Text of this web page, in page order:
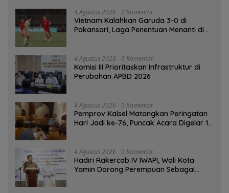
4 Agustus 2026 0 Komentar
Vietnam Kalahkan Garuda 3-0 di
Pakansari, Laga Penentuan Menanti di
4 Agustus 2026 0 Komentar
‎Komisi III Prioritaskan Infrastruktur di
Perubahan APBD 2026
4 Agustus 2026 0 Komentar
Pemprov Kalsel Matangkan Peringatan
Hari Jadi ke-76, Puncak Acara Digelar 13
4 Agustus 2026 0 Komentar
Hadiri Rakercab IV IWAPI, Wali Kota
Yamin Dorong Perempuan Sebagai